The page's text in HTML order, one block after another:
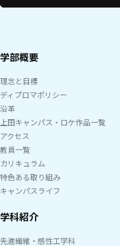
学部概要
理念と目標
ディプロマポリシー
沿革
上田キャンパス・ロケ作品一覧
アクセス
教員一覧
カリキュラム
特色ある取り組み
キャンパスライフ
学科紹介
先進繊維・感性工学科